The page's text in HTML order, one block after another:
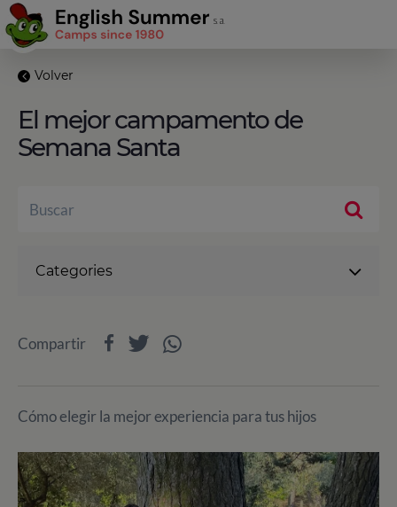
Volver
El mejor campamento de
Semana Santa
Cómo elegir la mejor experiencia para tus hijos
Categories
Compartir